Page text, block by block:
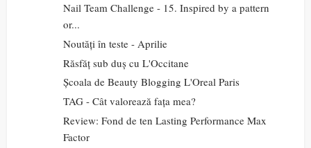
Nail Team Challenge - 15. Inspired by a pattern
or...
Noutăți în teste - Aprilie
Răsfăț sub duș cu L'Occitane
Școala de Beauty Blogging L'Oreal Paris
TAG - Cât valorează fața mea?
Review: Fond de ten Lasting Performance Max
Factor